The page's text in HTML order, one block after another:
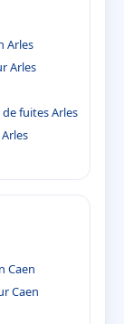
Arles
Arles
fuites Arles
Caen
Caen